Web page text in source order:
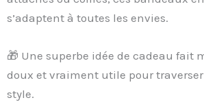
s’adaptent à toutes les envies.
🎁 Une superbe idée de cadeau fait
doux et vraiment utile pour
style.